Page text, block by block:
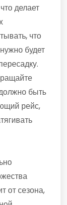
делает
что
будет
быть
рейс,
от сезона,